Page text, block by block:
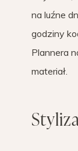
na luźne
godziny
Plannera
materiał.